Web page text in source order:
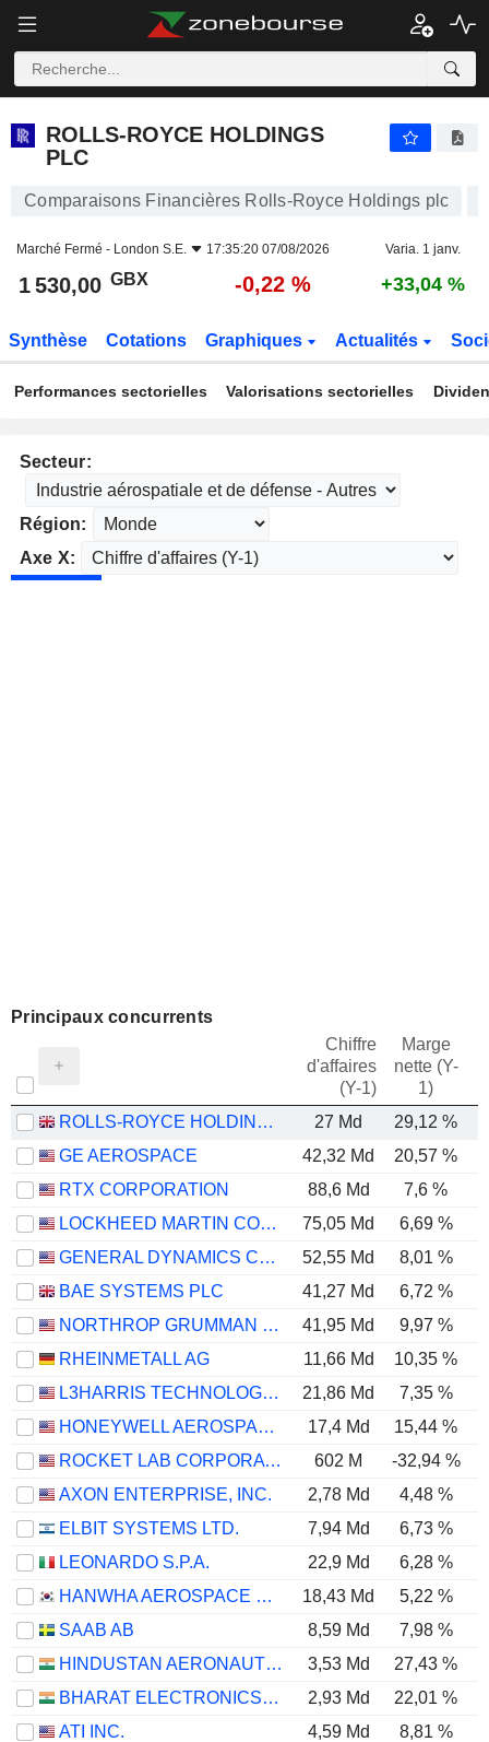
ROLLS-ROYCE HOLDINGS
PLC
Comparaisons Financières Rolls-Royce Holdings plc
Marché Fermé - London S.E. 17:35:20 07/08/2026 Varia. 1 janv.
1 530,00 GBX -0,22 % +33,04 %
Synthèse Cotations Graphiques Actualités
Performances sectorielles Valorisations sectorielles
Secteur:
Région:
Axe X:
Principaux concurrents
Chiffre
d'affaires
(Y-1)
Marge
nette (Y-
1)
ROLLS-ROYCE HOLDINGS PLC 27 Md 29,12 %
GE AEROSPACE
42,32 Md 20,57 %
RTX CORPORATION
88,6 Md 7,6 %
LOCKHEED MARTIN CORPORATION
75,05 Md 6,69 %
GENERAL DYNAMICS CORPORATION
52,55 Md 8,01 %
BAE SYSTEMS PLC
41,27 Md 6,72 %
NORTHROP GRUMMAN CORPORATION
41,95 Md 9,97 %
RHEINMETALL AG
11,66 Md 10,35 %
L3HARRIS TECHNOLOGIES, INC.
21,86 Md 7,35 %
HONEYWELL AEROSPACE INC.
17,4 Md
15,44 %
ROCKET LAB CORPORATION
602 M -32,94 %
AXON ENTERPRISE, INC.
2,78 Md 4,48 %
ELBIT SYSTEMS LTD.
7,94 Md 6,73 %
LEONARDO S.P.A.
22,9 Md 6,28 %
HANWHA AEROSPACE CO., LTD.
18,43 Md 5,22 %
SAAB AB
8,59 Md 7,98 %
HINDUSTAN AERONAUTICS LIMITED
3,53 Md 27,43 %
BHARAT ELECTRONICS LIMITED
2,93 Md 22,01 %
ATI INC.
4,59 Md 8,81 %